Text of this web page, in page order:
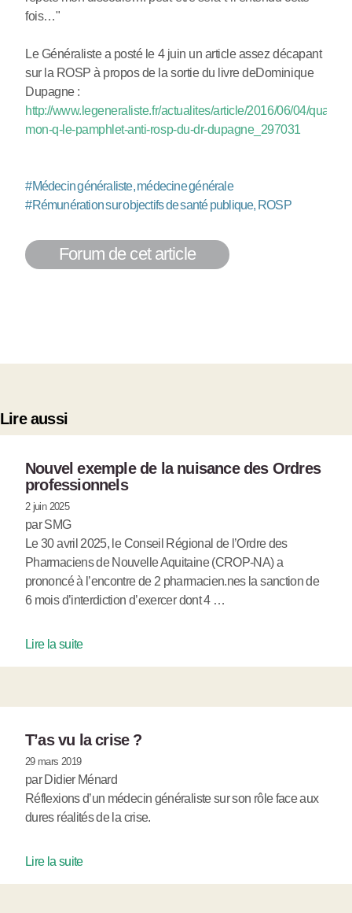
fois…"
Le Généraliste a posté le 4 juin un article assez décapant
sur la ROSP à propos de la sortie du livre deDominique
Dupagne :
http://www.legeneraliste.fr/actualites/article/2016/06/04/qualite-
mon-q-le-pamphlet-anti-rosp-du-dr-dupagne_297031
#Médecin généraliste, médecine générale
#Rémunération sur objectifs de santé publique, ROSP
Forum de cet article
Lire aussi
Nouvel exemple de la nuisance des Ordres
professionnels
2 juin 2025
par SMG
Le 30 avril 2025, le Conseil Régional de l’Ordre des
Pharmaciens de Nouvelle Aquitaine (CROP-NA) a
prononcé à l’encontre de 2 pharmacien.nes la sanction de
6 mois d’interdiction d’exercer dont 4 …
Lire la suite
T’as vu la crise ?
29 mars 2019
par Didier Ménard
Réflexions d’un médecin généraliste sur son rôle face aux
dures réalités de la crise.
Lire la suite